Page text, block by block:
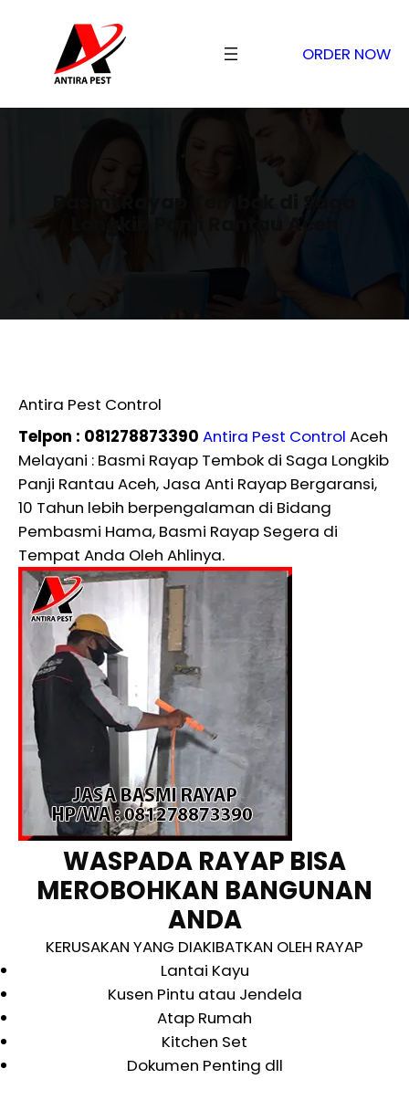
ORDER NOW
Basmi Rayap Tembok di Saga
Longkib Panji Rantau Aceh
Antira Pest Control
Telpon : 081278873390 Antira Pest Control Aceh
Melayani : Basmi Rayap Tembok di Saga Longkib
Panji Rantau Aceh, Jasa Anti Rayap Bergaransi,
10 Tahun lebih berpengalaman di Bidang
Pembasmi Hama, Basmi Rayap Segera di
Tempat Anda Oleh Ahlinya.
WASPADA RAYAP BISA
MEROBOHKAN BANGUNAN
ANDA
KERUSAKAN YANG DIAKIBATKAN OLEH RAYAP
Lantai Kayu
Kusen Pintu atau Jendela
Atap Rumah
Kitchen Set
Dokumen Penting dll